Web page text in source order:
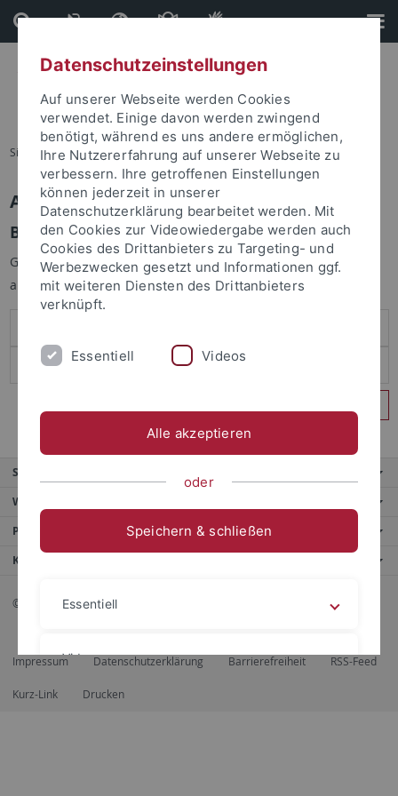
Direkt
zum
Inhalt
Direkt
zur
Fußleiste
Sie sind hier: Startseite
Anmelden
Benutzeranmeldung
Geben Sie Ihren Benutzernamen und Ihr Passwort an um sich
anzumelden:
Service
Weitere Angebote
Portale
Kontaktinfo
© 2026 Eberhard Karls Universität Tübingen, Tübingen
Impressum Datenschutzerklärung Barrierefreiheit RSS-Feed
Kurz-Link Drucken
Datenschutzeinstellungen
Auf unserer Webseite werden Cookies
verwendet. Einige davon werden zwingend
benötigt, während es uns andere ermöglichen,
Ihre Nutzererfahrung auf unserer Webseite zu
verbessern. Ihre getroffenen Einstellungen
können jederzeit in unserer
Datenschutzerklärung bearbeitet werden. Mit
den Cookies zur Videowiedergabe werden auch
Cookies des Drittanbieters zu Targeting- und
Werbezwecken gesetzt und Informationen ggf.
mit weiteren Diensten des Drittanbieters
verknüpft.
Essentiell Videos
Alle akzeptieren
oder
Speichern & schließen
Essentiell
Videos